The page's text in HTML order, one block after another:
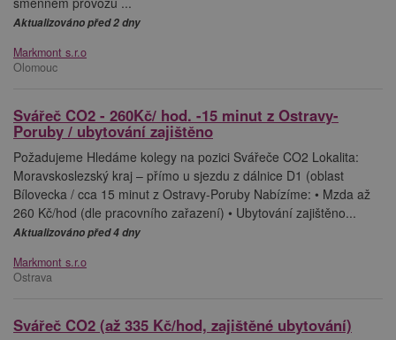
Aktualizováno před 2 dny
Markmont s.r.o
Olomouc
Svářeč CO2 - 260Kč/ hod. -15 minut z Ostravy-
Poruby / ubytování zajištěno
Požadujeme Hledáme kolegy na pozici Svářeče CO2 Lokalita:
Moravskoslezský kraj – přímo u sjezdu z dálnice D1 (oblast
Bílovecka / cca 15 minut z Ostravy-Poruby Nabízíme: • Mzda až
260 Kč/hod (dle pracovního zařazení) • Ubytování zajištěno...
Aktualizováno před 4 dny
Markmont s.r.o
Ostrava
Svářeč CO2 (až 335 Kč/hod, zajištěné ubytování)